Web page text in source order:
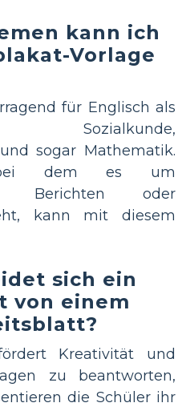
kann ich
Vorlage
für Englisch als
Sozialkunde,
sogar Mathematik.
bei dem es um
Berichten oder
kann mit diesem
sich ein
von einem
Kreativität und
zu beantworten,
die Schüler ihr